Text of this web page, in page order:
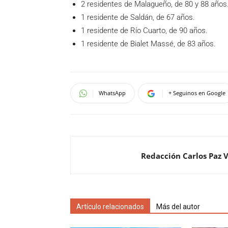
2 residentes de Malagueño, de 80 y 88 años.
1 residente de Saldán, de 67 años.
1 residente de Río Cuarto, de 90 años.
1 residente de Bialet Massé, de 83 años.
WhatsApp + Seguinos en Google
Redacción Carlos Paz
Artículo relacionados Más del autor